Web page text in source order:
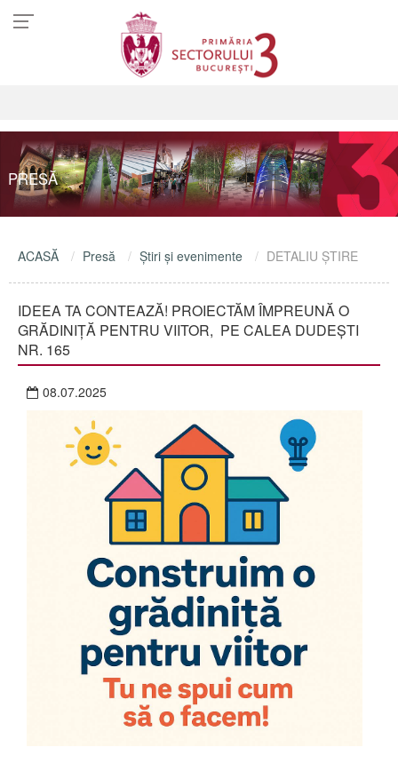
PRESĂ
ACASĂ Presă Ştiri şi evenimente DETALIU ŞTIRE
IDEEA TA CONTEAZĂ! PROIECTĂM ÎMPREUNĂ O
GRĂDINIȚĂ PENTRU VIITOR, PE CALEA DUDEȘTI
NR. 165
08.07.2025